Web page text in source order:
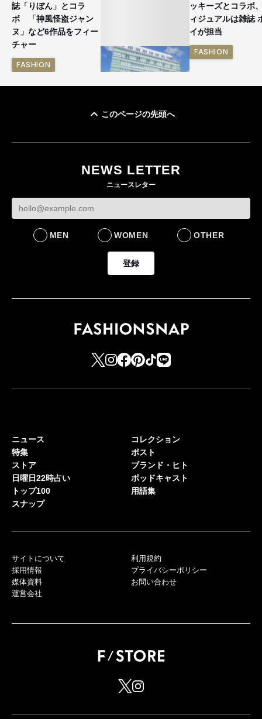
誌「りぼん」とコラ
ボ 「神風怪盗ジャン
ヌ」など6作品をフィー
チャー
FASHION
FASHION
ッキーズとコラボ
ィジュアルは雑誌
イが担当
FASHION
このページの先頭へ
NEWS LETTER
ニュースレター
MEN WOMEN OTHER
登録
ニュース
特集
ストア
日曜日22時占い
トップ100
スナップ
コレクション
ポスト
ブランド・ヒト
ポッドキャスト
用語集
サイトについて
採用情報
媒体資料
運営会社
利用規約
プライバシーポリシー
お問い合わせ